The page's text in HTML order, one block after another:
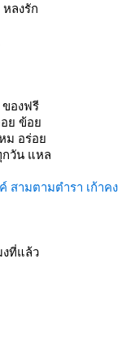
หลงรัก
องฟรี
อย ข้อ
หม อร่อ
วัน แหล
สามตามตำรา เก้าคง
ที่แล้ว